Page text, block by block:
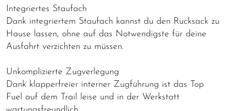
Integriertes Staufach
Dank integriertem Staufach kannst du den Rucksack zu
Hause lassen, ohne auf das Notwendigste für deine
Ausfahrt verzichten zu müssen.
Unkomplizierte Zugverlegung
Dank klapperfreier interner Zugführung ist das Top
Fuel auf dem Trail leise und in der Werkstatt